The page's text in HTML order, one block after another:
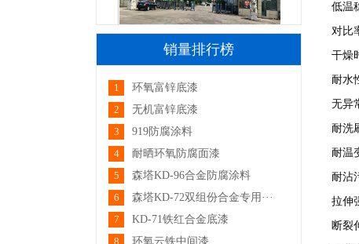
厂区一角
销量排行榜
1
环氧富锌底漆
2
无机富锌底漆
3
919防腐涂料
4
耐晒环氧防腐面漆
5
森塔KD-96合金防腐涂料
6
森塔KD-72双组份合金专用···
7
KD-71铁红合金底漆
8
环氧云铁中间漆
低温
对比
干燥
耐水
无异
耐洗
耐温
耐沾
拉伸
断裂